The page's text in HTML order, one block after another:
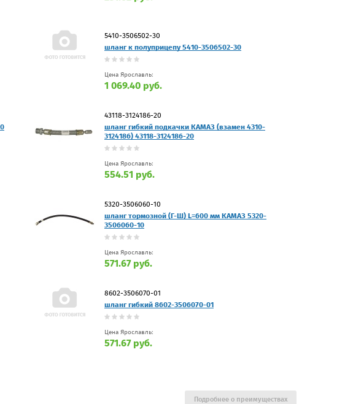
5410-3506502-30
шланг к полуприцепу 5410-3506502-30
Цена Ярославль:
1 069.40 руб.
43118-3124186-20
шланг гибкий подкачки КАМАЗ (взамен 4310-
3124186) 43118-3124186-20
Цена Ярославль:
554.51 руб.
5320-3506060-10
шланг тормозной (Г-Ш) L=600 мм КАМАЗ 5320-
3506060-10
Цена Ярославль:
571.67 руб.
8602-3506070-01
шланг гибкий 8602-3506070-01
Цена Ярославль:
571.67 руб.
Подробнее о преимуществах